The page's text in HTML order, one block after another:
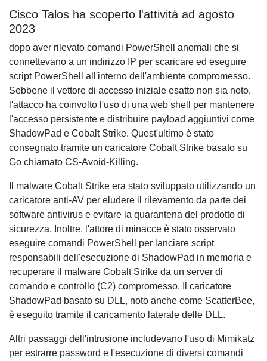
Cisco Talos ha scoperto l'attività ad agosto
2023
dopo aver rilevato comandi PowerShell anomali che si
connettevano a un indirizzo IP per scaricare ed eseguire
script PowerShell all'interno dell'ambiente compromesso.
Sebbene il vettore di accesso iniziale esatto non sia noto,
l'attacco ha coinvolto l'uso di una web shell per mantenere
l'accesso persistente e distribuire payload aggiuntivi come
ShadowPad e Cobalt Strike. Quest'ultimo è stato
consegnato tramite un caricatore Cobalt Strike basato su
Go chiamato CS-Avoid-Killing.
Il malware Cobalt Strike era stato sviluppato utilizzando un
caricatore anti-AV per eludere il rilevamento da parte dei
software antivirus e evitare la quarantena del prodotto di
sicurezza. Inoltre, l'attore di minacce è stato osservato
eseguire comandi PowerShell per lanciare script
responsabili dell'esecuzione di ShadowPad in memoria e
recuperare il malware Cobalt Strike da un server di
comando e controllo (C2) compromesso. Il caricatore
ShadowPad basato su DLL, noto anche come ScatterBee,
è eseguito tramite il caricamento laterale delle DLL.
Altri passaggi dell'intrusione includevano l'uso di Mimikatz
per estrarre password e l'esecuzione di diversi comandi